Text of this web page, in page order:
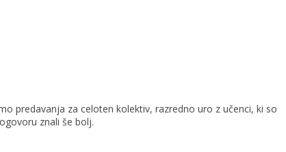
predavanja za celoten kolektiv, razredno uro z učenci, ki so
znali še bolj.